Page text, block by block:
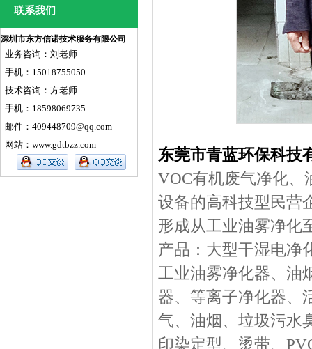
联系我们
深圳市东方信诺技术服务有限公司
业务咨询：刘老师
手机：15018755050
技术咨询：方老师
手机：18598069735
邮件：409448709@qq.com
网站： www.gdtbzz.com
东莞市青蓝环保科技
VOC有机废气净化、
设备的高科技型民营
形成从工业油雾净化
产品：大型干湿电净
工业油雾净化器、油
器、等离子净化器、
气、油烟、垃圾污水
印染定型、烫带、